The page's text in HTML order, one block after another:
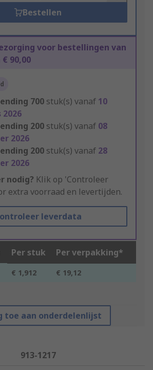
Bestellen
voor bestellingen van
90,00
700 stuk(s) vanaf 10
200 stuk(s) vanaf 08
2026
200 stuk(s) vanaf 28
2026
nodig? Klik op 'Controleer
extra voorraad en levertijden.
leverdata
Per stuk Per verpakking*
€ 1,912 € 19,12
toe aan onderdelenlijst
913-1217